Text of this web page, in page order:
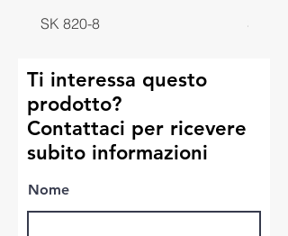
SK 820-8 SK
Ti interessa questo
prodotto?
Contattaci per ricevere
subito informazioni
Nome